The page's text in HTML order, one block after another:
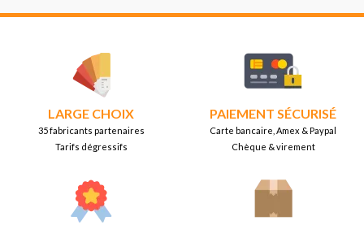
LARGE CHOIX
35 fabricants partenaires
Tarifs dégressifs
PAIEMENT SÉCURISÉ
Carte bancaire, Amex & Paypal
Chèque & virement